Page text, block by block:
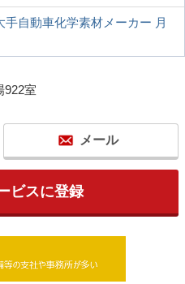
自動車化学素材メーカー 月
922室
メール
ビスに登録